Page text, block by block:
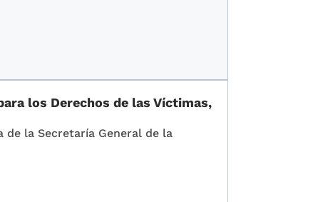
los Derechos de las Víctimas,
la Secretaría General de la